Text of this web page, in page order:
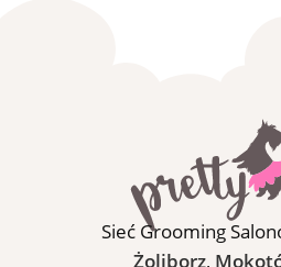
Sieć Grooming
Żoliborz,